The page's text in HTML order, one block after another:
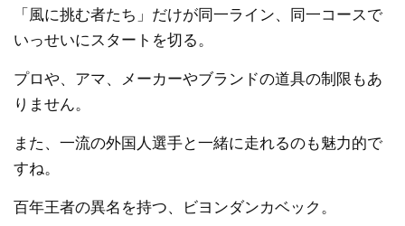
「風に挑む者たち」だけが同一ライン、同一コースで
いっせいにスタートを切る。
プロや、アマ、メーカーやブランドの道具の制限もあ
りません。
また、一流の外国人選手と一緒に走れるのも魅力的で
すね。
百年王者の異名を持つ、ビヨンダンカベック。